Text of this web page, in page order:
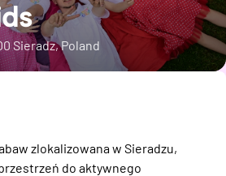
Sieradz, Poland
zlokalizowana w Sieradzu,
do aktywnego